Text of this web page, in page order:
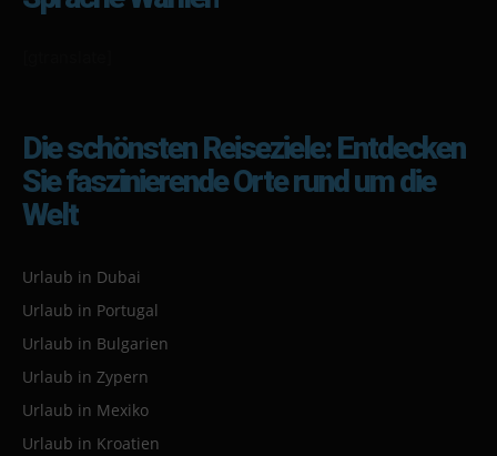
Die schönsten Reiseziele: Entdecken
Sie faszinierende Orte rund um die
Welt
Urlaub in Dubai
Urlaub in Portugal
Urlaub in Bulgarien
Urlaub in Zypern
Urlaub in Mexiko
Urlaub in Kroatien